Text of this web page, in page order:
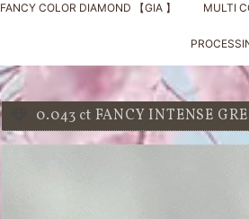
FANCY COLOR DIAMOND 【GIA 】 MULTI
0.043 ct FANCY INTENSE